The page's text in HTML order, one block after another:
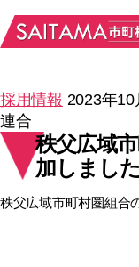
採用情報 2023年
連合
秩父広域
加しました
秩父広域市町村圏組合